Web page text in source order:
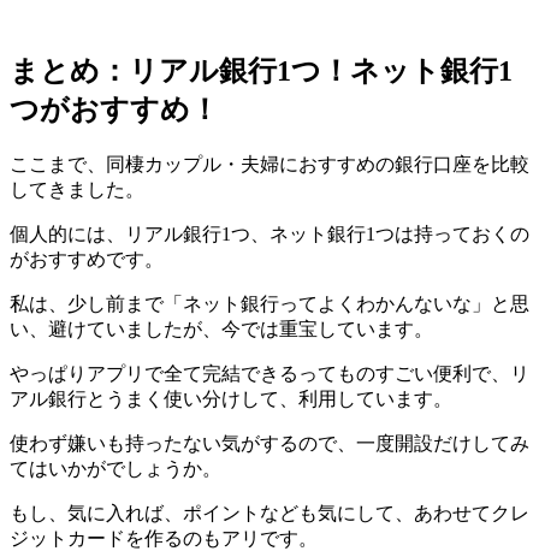
まとめ：リアル銀行1つ！ネット銀行1
つがおすすめ！
ここまで、同棲カップル・夫婦におすすめの銀行口座を比較
してきました。
個人的には、リアル銀行1つ、ネット銀行1つは持っておくの
がおすすめです。
私は、少し前まで「ネット銀行ってよくわかんないな」と思
い、避けていましたが、今では重宝しています。
やっぱりアプリで全て完結できるってものすごい便利で、リ
アル銀行とうまく使い分けして、利用しています。
使わず嫌いも持ったない気がするので、一度開設だけしてみ
てはいかがでしょうか。
もし、気に入れば、ポイントなども気にして、あわせてクレ
ジットカードを作るのもアリです。